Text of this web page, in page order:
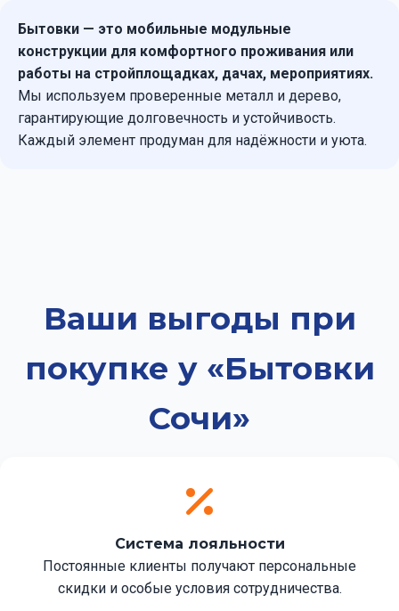
Бытовки — это мобильные модульные
конструкции для комфортного проживания или
работы на стройплощадках, дачах, мероприятиях.
Мы используем проверенные металл и дерево,
гарантирующие долговечность и устойчивость.
Каждый элемент продуман для надёжности и уюта.
Ваши выгоды при
покупке у «Бытовки
Сочи»
Система лояльности
Постоянные клиенты получают персональные
скидки и особые условия сотрудничества.